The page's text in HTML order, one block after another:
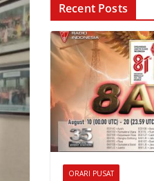
Recent Posts
ORARI PUSAT